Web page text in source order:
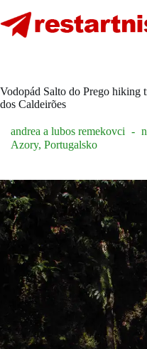
to
content
Vodopád Salto do Prego hiking
dos Caldeirões
andrea a lubos remekovci
Azory, Portugalsko